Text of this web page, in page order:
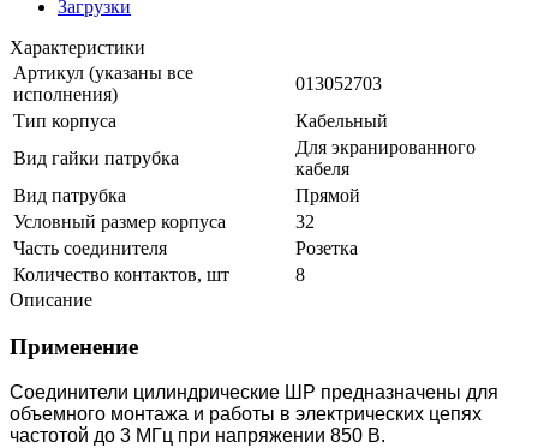
Загрузки
Характеристики
Артикул (указаны все
исполнения)
013052703
Тип корпуса
Кабельный
Вид гайки патрубка
Для экранированного
кабеля
Вид патрубка
Прямой
Условный размер корпуса
32
Часть соединителя
Розетка
Количество контактов, шт
8
Описание
Применение
Соединители цилиндрические ШР предназначены для
объемного монтажа и работы в электрических цепях
частотой до 3 МГц при напряжении 850 В.